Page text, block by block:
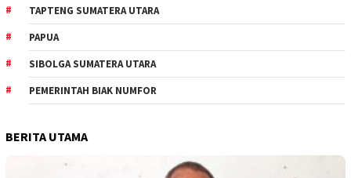
TAPTENG SUMATERA UTARA
PAPUA
SIBOLGA SUMATERA UTARA
PEMERINTAH BIAK NUMFOR
BERITA UTAMA